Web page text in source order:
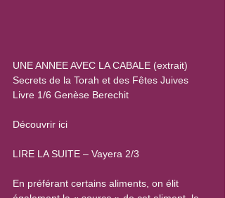
UNE ANNEE AVEC LA CABALE (extrait)
Secrets de la Torah et des Fêtes Juives
Livre 1/6 Genèse Berechit
Découvrir ici
LIRE LA SUITE – Vayera 2/3
En préférant certains aliments, on élit